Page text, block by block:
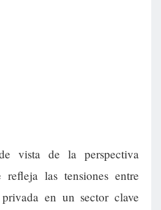
vista de la perspectiva
las tensiones entre
en un sector clave